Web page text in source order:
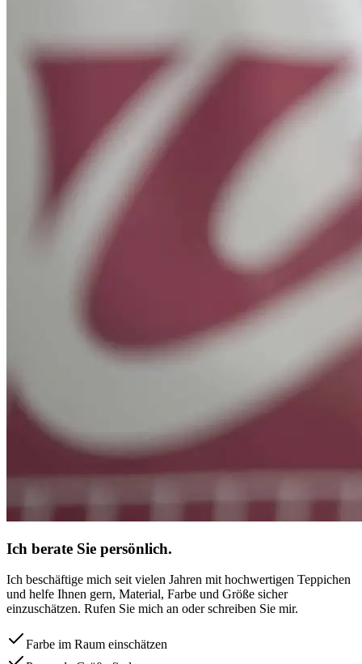
Ich berate Sie persönlich.
Ich beschäftige mich seit vielen Jahren mit hochwertigen Teppichen
und helfe Ihnen gern, Material, Farbe und Größe sicher
einzuschätzen. Rufen Sie mich an oder schreiben Sie mir.
Farbe im Raum einschätzen